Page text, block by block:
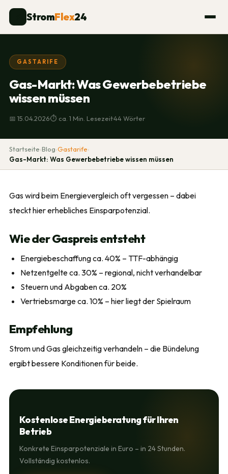
StromFlex24
GASTARIFE
Gas-Markt: Was Gewerbebetriebe
wissen müssen
📅 15.04.2026·⏱ ca. 1 Min. Lesezeit·44 Wörter
Startseite›Blog›Gastarife›
Gas-Markt: Was Gewerbebetriebe wissen müssen
Gas wird beim Energievergleich oft vergessen – dabei
steckt hier erhebliches Einsparpotenzial.
Wie der Gaspreis entsteht
Energiebeschaffung ca. 40% – TTF-abhängig
Netzentgelte ca. 30% – regional, nicht verhandelbar
Steuern und Abgaben ca. 20%
Vertriebsmarge ca. 10% – hier liegt der Spielraum
Empfehlung
Strom und Gas gleichzeitig verhandeln – die Bündelung
ergibt bessere Konditionen für beide.
Kostenlose Energieberatung für Ihren
Betrieb
Konkrete Einsparpotenziale in Euro – in 24 Stunden.
Vollständig kostenlos.